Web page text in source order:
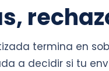
termina en
a decidir si tu